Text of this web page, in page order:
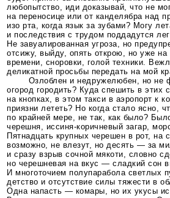
любопытство, иди доказывай, что не
на переносице или от канделябра над
изо рта, когда язык за зубами? Могу
и последствия с трудом поддадутся
Не завуалированная угроза, но
отсижу, выйду, опять открою, но уже
времени, сноровки, голой техники.
деликатной просьбы передать на мой
Озлоблен и недружелюбен, но не
огород городить? Куда спешить в этих
на кнопках, в этом такси в аэропорт к
приязни лететь? Но когда стало ясно,
по крайней мере, не так, как было?
черешня, иссиня-коричневый загар,
Пятнадцать крупных черешен в рот, на
возможно, не влезут, но десять — за
и сразу взрыв сочной мякоти, словно
но черешневая на вкус — сладкий сон
И многоточием полупарабола светлых
детство и отсутствие силы тяжести в
Одна напасть — комары, но их укусы